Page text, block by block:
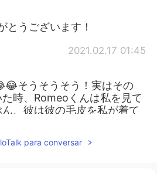
とうございます！
2021.02.17 01:45
そうそうそう！実はその
時、Romeoくんは私を見て
ん、彼は彼の毛皮を私が着て
2021.02.17 01:42
para conversar